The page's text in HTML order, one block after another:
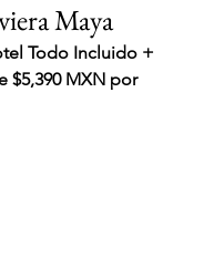
Maya
Todo Incluido +
$5,390 MXN por